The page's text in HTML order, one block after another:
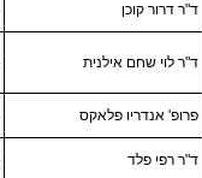
ד"ר דרור קוכן
ד"ר לוי שחם אילנית
פרופ' אנדריו פלאקס
ד"ר רפי פלד